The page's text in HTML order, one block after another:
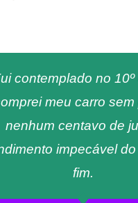
contemplado no 10º
meu carro sem
nenhum centavo de
impecável
fim.